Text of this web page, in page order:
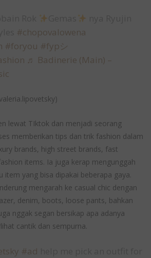
#chopovalowena
#foryou #fypシ
♬ Badinerie (Main) –
lewat TIktok dan menjadi seorang
memberikan tips dan trik fashion dalam
brands, high street brands, fast
items. Ia juga kerap mengunggah
item yang bisa dipakai beberapa gaya.
mengarah ke casual chic dengan
denim, boots, loose pants, bahkan
nggak segan bersikap apa adanya
cantik dan sempurna.
#ad